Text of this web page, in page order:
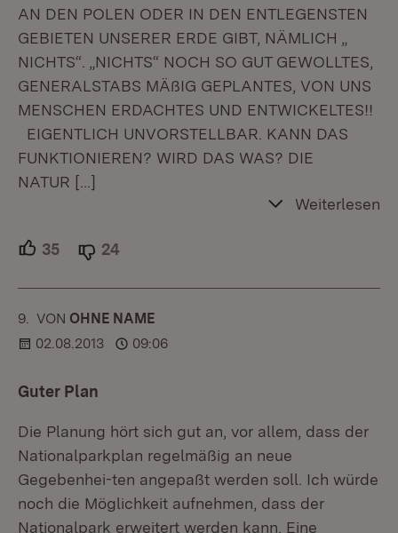
AN DEN POLEN ODER IN DEN ENTLEGENSTEN
GEBIETEN UNSERER ERDE GIBT, NÄMLICH „
NICHTS“. „NICHTS“ NOCH SO GUT GEWOLLTES,
GENERALSTABS MÄßIG GEPLANTES, VON UNS
MENSCHEN ERDACHTES UND ENTWICKELTES!!
EIGENTLICH UNVORSTELLBAR. KANN DAS
FUNKTIONIEREN? WIRD DAS WAS? DIE
NATUR […]
Weiterlesen
35 Unterstützer.
24
9. KOMMENTAR
VON :OHNE NAME
02.08.2013
09:06
Guter Plan
Die Planung hört sich gut an, vor allem, dass der
Nationalparkplan regelmäßig an neue
Gegebenhei-ten angepaßt werden soll. Ich würde
noch die Möglichkeit aufnehmen, dass der
Nationalpark erweitert werden kann. Eine